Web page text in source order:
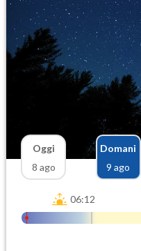
Oggi
8 ago
Domani
9 ago
06:12